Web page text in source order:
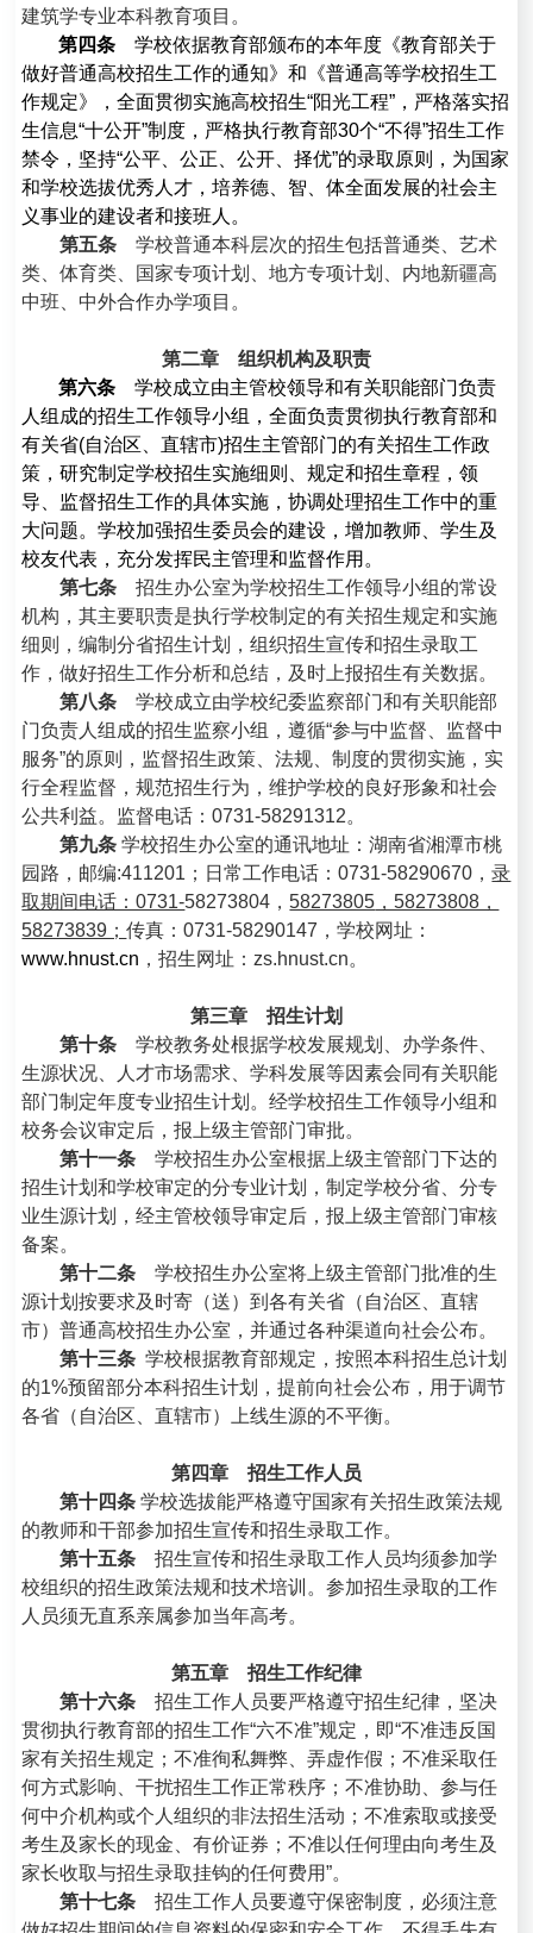
建筑学专业本科教育项目。
第四条 学校依据教育部颁布的本年度《教育部关于
做好普通高校招生工作的通知》和《普通高等学校招生工
作规定》，全面贯彻实施高校招生“阳光工程”，严格落实招
生信息“十公开”制度，严格执行教育部30个“不得”招生工作
禁令，坚持“公平、公正、公开、择优”的录取原则，为国家
和学校选拔优秀人才，培养德、智、体全面发展的社会主
义事业的建设者和接班人。
第五条 学校普通本科层次的招生包括普通类、艺术
类、体育类、国家专项计划、地方专项计划、内地新疆高
中班、中外合作办学项目。
第二章 组织机构及职责
第六条学校成立由主管校领导和有关职能部门负责
人组成的招生工作领导小组，全面负责贯彻执行教育部和
有关省(自治区、直辖市)招生主管部门的有关招生工作政
策，研究制定学校招生实施细则、规定和招生章程，领
导、监督招生工作的具体实施，协调处理招生工作中的重
大问题。学校加强招生委员会的建设，增加教师、学生及
校友代表，充分发挥民主管理和监督作用。
第七条招生办公室为学校招生工作领导小组的常设
机构，其主要职责是执行学校制定的有关招生规定和实施
细则，编制分省招生计划，组织招生宣传和招生录取工
作，做好招生工作分析和总结，及时上报招生有关数据。
第八条学校成立由学校纪委监察部门和有关职能部
门负责人组成的招生监察小组，遵循“参与中监督、监督中
服务”的原则，监督招生政策、法规、制度的贯彻实施，实
行全程监督，规范招生行为，维护学校的良好形象和社会
公共利益。监督电话 ：0731-58291312。
第九条 学校招生办公室的通讯地址：湖南省湘潭市桃
园路，邮编:411201；日常工作电话：0731-58290670，录
取期间电话：0731-58273804 ，58273805 ，58273808，
58273839；传真：0731-58290147，学校网址：
www.hnust.cn ，招生网址：zs.hnust.cn。
第三章 招生计划
第十条 学校教务处根据学校发展规划、办学条件、
生源状况、人才市场需求、学科发展等因素会同有关职能
部门制定年度专业招生计划。经学校招生工作领导小组和
校务会议审定后，报上级主管部门审批。
第十一条 学校招生办公室根据上级主管部门下达的
招生计划和学校审定的分专业计划，制定学校分省、分专
业生源计划，经主管校领导审定后，报上级主管部门审核
备案。
第十二条 学校招生办公室将上级主管部门批准的生
源计划按要求及时寄（送）到各有关省（自治区、直辖
市）普通高校招生办公室，并通过各种渠道向社会公布。
第十三条学校根据教育部规定，按照本科招生总计划
的1%预留部分本科招生计划，提前向社会公布，用于调节
各省（自治区、直辖市）上线生源的不平衡。
第四章 招生工作人员
第十四条学校选拔能严格遵守国家有关招生政策法规
的教师和干部参加招生宣传和招生录取工作。
第十五条 招生宣传和招生录取工作人员均须参加学
校组织的招生政策法规和技术培训。参加招生录取的工作
人员须无直系亲属参加当年高考。
第五章 招生工作纪律
第十六条 招生工作人员要严格遵守招生纪律，坚决
贯彻执行教育部的招生工作“六不准”规定，即“不准违反国
家有关招生规定；不准徇私舞弊、弄虚作假；不准采取任
何方式影响、干扰招生工作正常秩序；不准协助、参与任
何中介机构或个人组织的非法招生活动；不准索取或接受
考生及家长的现金、有价证券；不准以任何理由向考生及
家长收取与招生录取挂钩的任何费用”。
第十七条 招生工作人员要遵守保密制度，必须注意